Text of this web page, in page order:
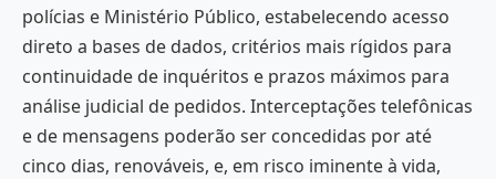
polícias e Ministério Público, estabelecendo acesso
direto a bases de dados, critérios mais rígidos para
continuidade de inquéritos e prazos máximos para
análise judicial de pedidos. Interceptações telefônicas
e de mensagens poderão ser concedidas por até
cinco dias, renováveis, e, em risco iminente à vida,